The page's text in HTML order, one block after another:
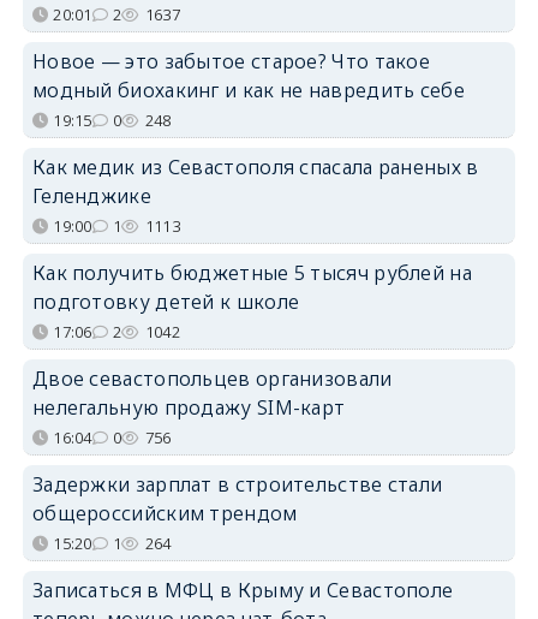
20:01 2 1637
Новое — это забытое старое? Что такое
модный биохакинг и как не навредить себе
19:15 0 248
Как медик из Севастополя спасала раненых в
Геленджике
19:00 1 1113
Как получить бюджетные 5 тысяч рублей на
подготовку детей к школе
17:06 2 1042
Двое севастопольцев организовали
нелегальную продажу SIM-карт
16:04 0 756
Задержки зарплат в строительстве стали
общероссийским трендом
15:20 1 264
Записаться в МФЦ в Крыму и Севастополе